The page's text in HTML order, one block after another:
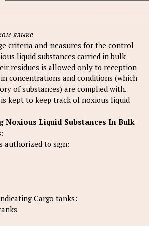
языке
criteria and measures for the control
liquid substances carried in bulk
residues is allowed only to reception
concentrations and conditions (which
of substances) are complied with.
kept to keep track of noxious liquid
Noxious Liquid Substances In Bulk
authorized to sign:
Cargo tanks: